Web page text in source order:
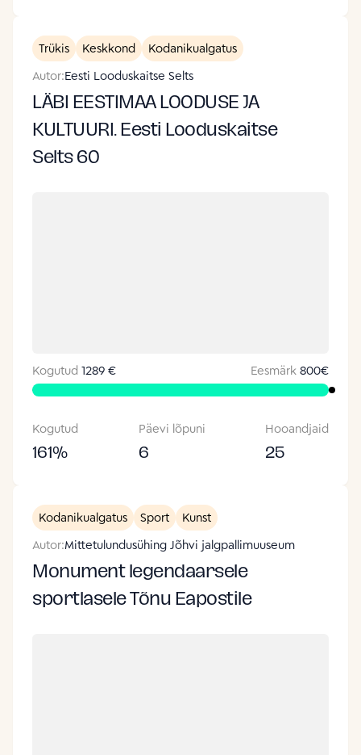
Trükis Keskkond
Kodanikualgatus
Autor:Eesti Looduskaitse Selts
LÄBI EESTIMAA LOODUSE JA
KULTUURI. Eesti Looduskaitse
Selts 60
Kogutud 1289 € Eesmärk 800€
Kogutud
161%
Päevi lõpuni
6
Hooandjaid
25
Kodanikualgatus Sport
Kunst
Autor:Mittetulundusühing Jõhvi jalgpallimuuseum
Monument legendaarsele
sportlasele Tõnu Eapostile